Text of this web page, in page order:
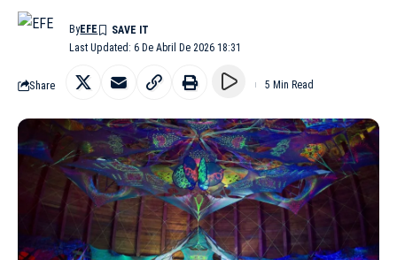
Last Updated: 6 De Abril De 2026 18:31
ByEFE
Share 5 Min Read